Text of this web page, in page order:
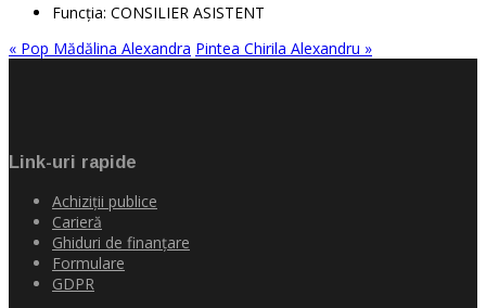
Funcţia: CONSILIER ASISTENT
« Pop Mădălina Alexandra Pintea Chirila Alexandru »
Link-uri rapide
Achiziţii publice
Carieră
Ghiduri de finanţare
Formulare
GDPR